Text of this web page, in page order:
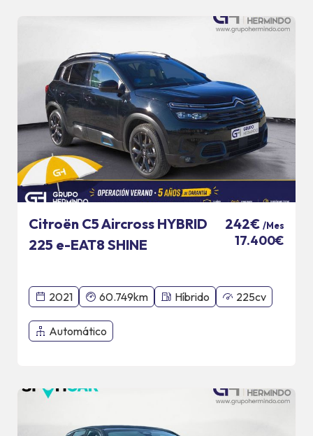
Citroën C5 Aircross HYBRID
225 e-EAT8 SHINE
242€ /Mes
17.400€
2021 60.749km Híbrido 225cv
Automático